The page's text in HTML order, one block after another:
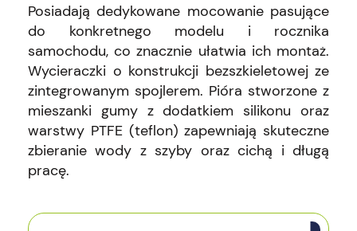
Posiadają dedykowane mocowanie pasujące
do konkretnego modelu i rocznika
samochodu, co znacznie ułatwia ich montaż.
Wycieraczki o konstrukcji bezszkieletowej ze
zintegrowanym spojlerem. Pióra stworzone z
mieszanki gumy z dodatkiem silikonu oraz
warstwy PTFE (teflon) zapewniają skuteczne
zbieranie wody z szyby oraz cichą i długą
pracę.